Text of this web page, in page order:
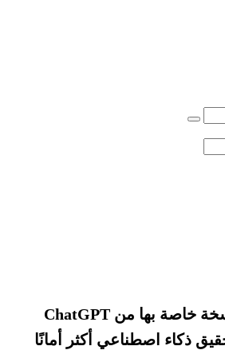
تقوم هولندا ببناء نسخة خاصة بها من ChatGPT
ذكاء اصطناعي أكثر أمانًا